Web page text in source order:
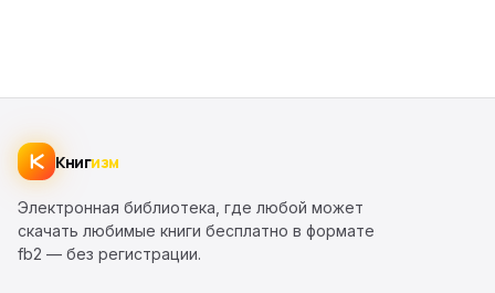
Книгизм
Электронная библиотека, где любой может
скачать любимые книги бесплатно в формате
fb2 — без регистрации.